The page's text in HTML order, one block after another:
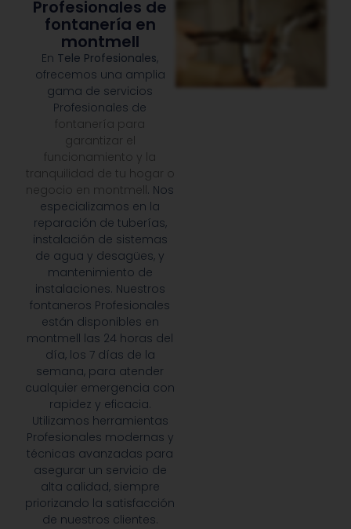
Profesionales de
fontanería en
montmell
En Tele Profesionales,
ofrecemos una amplia
gama de servicios
Profesionales de
fontanería para
garantizar el
funcionamiento y la
tranquilidad de tu hogar o
negocio en montmell. Nos
especializamos en la
reparación de tuberías,
instalación de sistemas
de agua y desagües, y
mantenimiento de
instalaciones. Nuestros
fontaneros Profesionales
están disponibles en
montmell las 24 horas del
día, los 7 días de la
semana, para atender
cualquier emergencia con
rapidez y eficacia.
Utilizamos herramientas
Profesionales modernas y
técnicas avanzadas para
asegurar un servicio de
alta calidad, siempre
priorizando la satisfacción
de nuestros clientes.